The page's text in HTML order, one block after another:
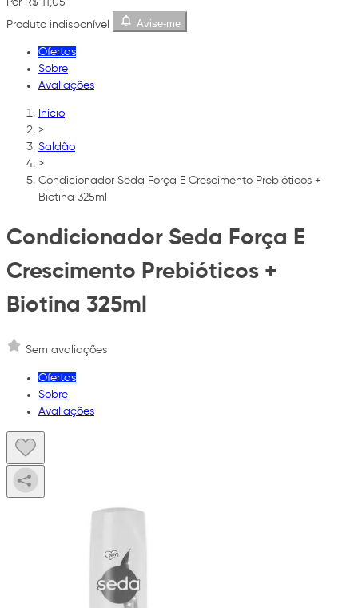
Por R$ 11,05
Produto indisponível
Avise-me
Ofertas
Sobre
Avaliações
Início
>
Saldão
>
Condicionador Seda Força E Crescimento Prebióticos +
Biotina 325ml
Condicionador Seda Força E
Crescimento Prebióticos +
Biotina 325ml
Sem avaliações
Ofertas
Sobre
Avaliações